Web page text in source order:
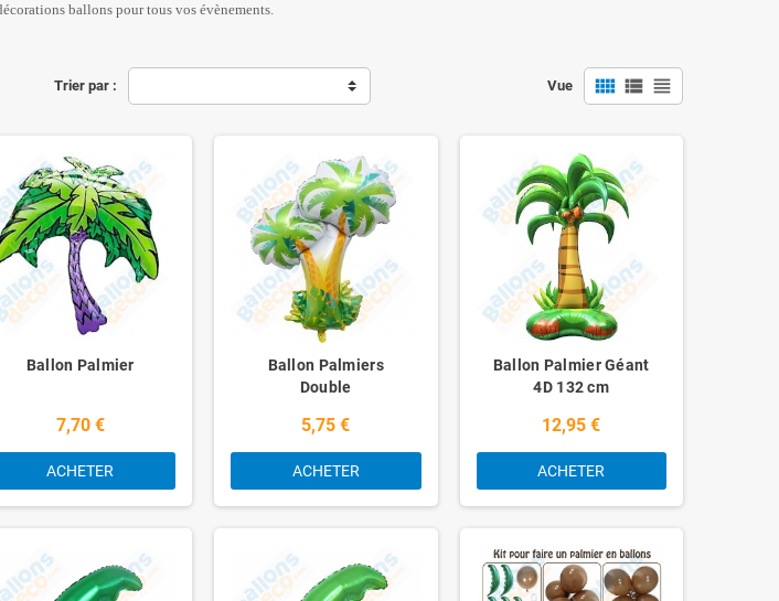
ballons pour tous vos évènements.
Trier par : Vue view_comfy view_list view_headline
Ballon Palmier
7,70 €
ACHETER
Ballon Palmiers
Double
5,75 €
ACHETER
Ballon Palmier Géant
4D 132 cm
12,95 €
ACHETER